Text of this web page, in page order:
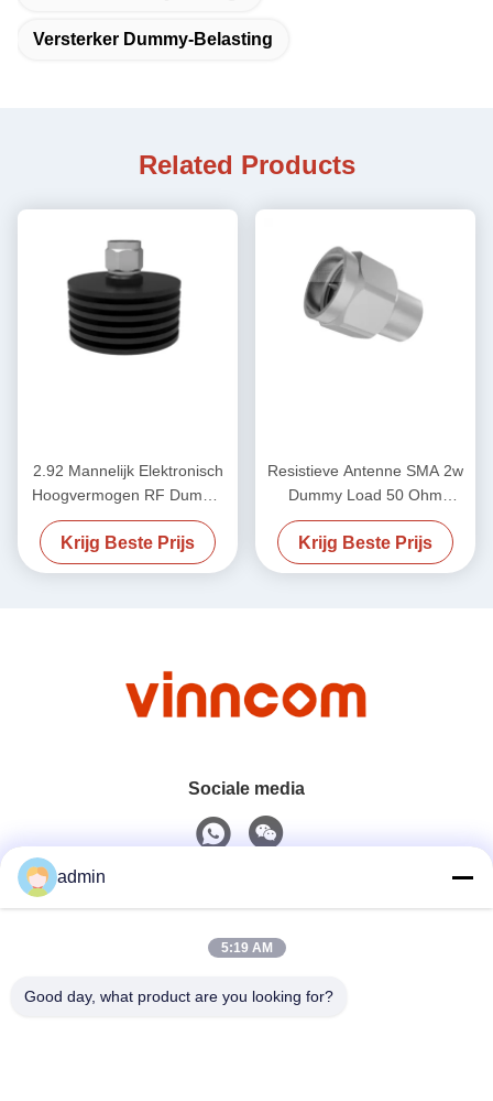
Versterker Dummy-Belasting
Related Products
2.92 Mannelijk Elektronisch
Hoogvermogen RF Dummy
Load 50 ohm DC-40GHz
20W
Krijg Beste Prijs
Resistieve Antenne SMA 2w
Dummy Load 50 Ohm
2.4Male 50GHz
Krijg Beste Prijs
Sociale media
0086-551-65396351
admin
5:19 AM
Good day, what product are you looking for?